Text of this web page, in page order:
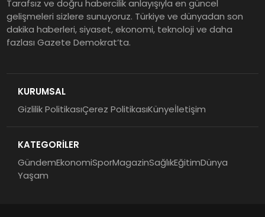
Tarafsız ve doğru habercilik anlayışıyla en güncel
gelişmeleri sizlere sunuyoruz. Türkiye ve dünyadan son
dakika haberleri, siyaset, ekonomi, teknoloji ve daha
fazlası Gazete Demokrat’ta.
KURUMSAL
Gizlilik PolitikasıÇerez PolitikasıKünyeİletişim
KATEGORİLER
GündemEkonomiSporMagazinSağlıkEğitimDünya
Yaşam